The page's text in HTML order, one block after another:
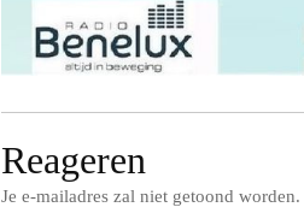
Reageren
Je e-mailadres zal niet getoond worden.